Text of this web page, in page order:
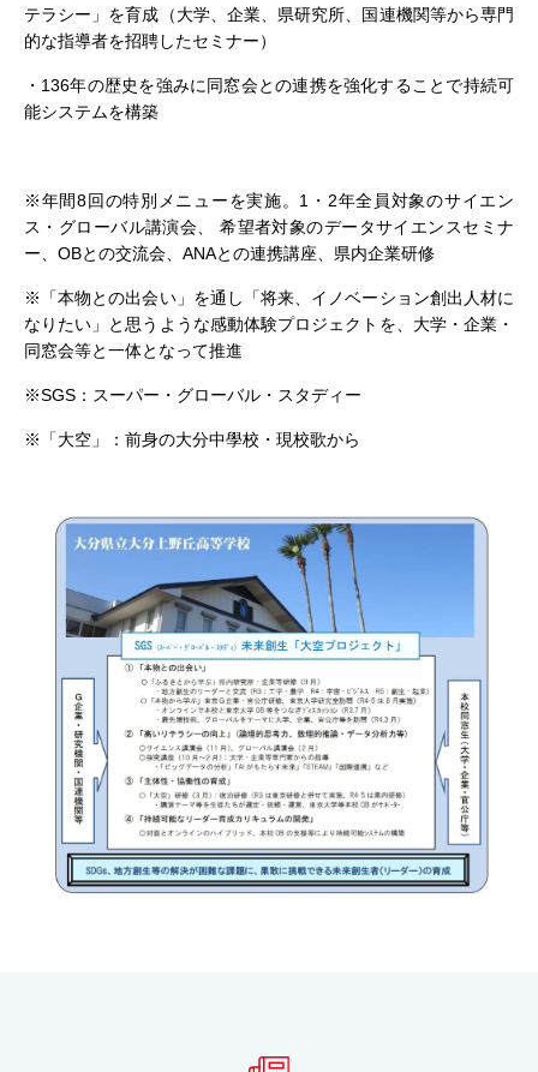
テラシー」を育成（大学、企業、県研究所、国連機関等から専門
的な指導者を招聘したセミナー）
・136年の歴史を強みに同窓会との連携を強化することで持続可
能システムを構築
※年間8回の特別メニューを実施。1・2年全員対象のサイエン
ス・グローバル講演会、 希望者対象のデータサイエンスセミナ
ー、OBとの交流会、ANAとの連携講座、県内企業研修
※「本物との出会い」を通し「将来、イノベーション創出人材に
なりたい」と思うような感動体験プロジェクトを、大学・企業・
同窓会等と一体となって推進
※SGS：スーパー・グローバル・スタディー
※「大空」：前身の大分中學校・現校歌から